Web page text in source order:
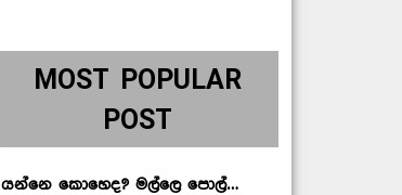
MOST POPULAR
POST
යන්නෙ කොහෙද? මල්ලෙ පොල්…